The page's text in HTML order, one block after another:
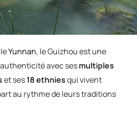
Yunnan, le Guizhou est une
avec sesmultiples
et ses18 ethniesqui vivent
au rythme de leurs traditions